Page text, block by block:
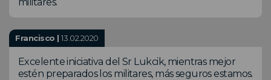
Francisco |13.02.2020
Excelente iniciativa del Sr Lukcik, mientras mejor
estén preparados los militares, más seguros estamos.